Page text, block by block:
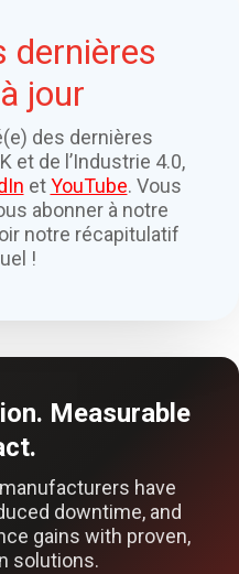
dernières
jour
des dernières
et de l’Industrie 4.0,
etYouTube. Vous
abonner à notre
notre récapitulatif
!
Measurable
have
downtime, and
gains with proven,
solutions.